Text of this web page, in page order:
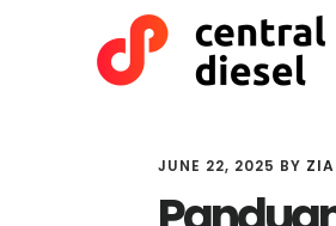
JUNE 22, 2025 BY